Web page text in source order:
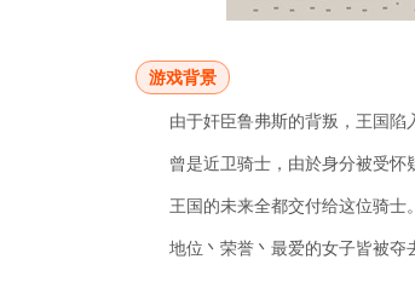
游戏背景
由于奸臣鲁弗斯的背叛，王国陷
曾是近卫骑士，由於身分被受怀
王国的未来全都交付给这位骑士。
地位丶荣誉丶最爱的女子皆被夺